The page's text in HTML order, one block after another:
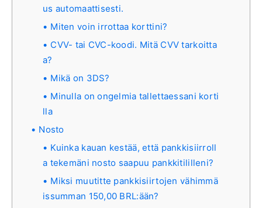
us automaattisesti.
Miten voin irrottaa korttini?
CVV- tai CVC-koodi. Mitä CVV tarkoitta
a?
Mikä on 3DS?
Minulla on ongelmia tallettaessani korti
lla
Nosto
Kuinka kauan kestää, että pankkisiirroll
a tekemäni nosto saapuu pankkitililleni?
Miksi muutitte pankkisiirtojen vähimmä
issumman 150,00 BRL:ään?